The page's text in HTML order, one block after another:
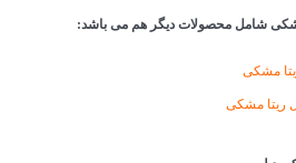
شامل محصولات دیگر هم می باشد:
مشکی
ریتا مشکی